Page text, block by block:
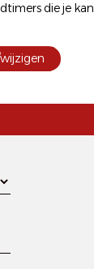
die je kan